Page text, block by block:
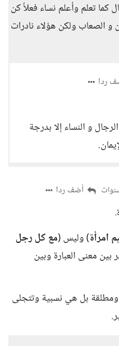
تعلم وأعلم نساء فعلاً كن
الصعاب ولكن هؤلاء نادرات
ردا
و النساء إلا بدرجة
أضف ردا
امرأة) وليس (مع كل رجل
معنى العبارة وبين
ومطلقة بل هي نسبية وتتجلى